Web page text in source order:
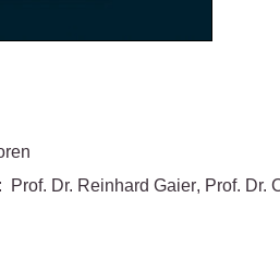
Prof. Dr. Reinhard Gaier, Prof. Dr.